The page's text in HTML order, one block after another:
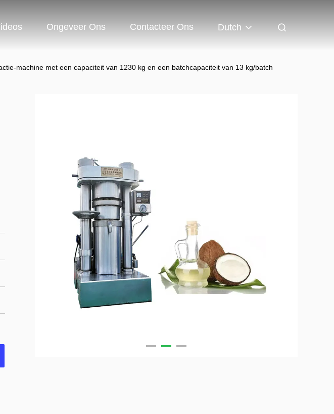
Ongeveer Ons Contacteer Ons Dutch
machine met een capaciteit van 1230 kg en een batchcapaciteit van 13 kg/batch